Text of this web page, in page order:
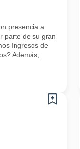
presencia a
parte de su gran
Ingresos de
Además,